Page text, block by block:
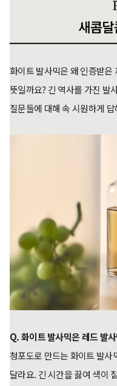
화이트 발사믹은 왜 인증받은
뜻일까요? 긴 역사를 가진 발
질문들에 대해 속 시원하게
Q. 화이트 발사믹은 레드 발
청포도로 만드는 화이트 발사
달라요. 긴 시간을 끓여 색이